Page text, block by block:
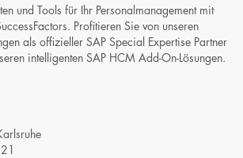
und Tools für Ihr Personalmanagement mit
Profitieren Sie von unseren
als offizieller SAP Special Expertise Partner
intelligenten SAP HCM Add-On-Lösungen.